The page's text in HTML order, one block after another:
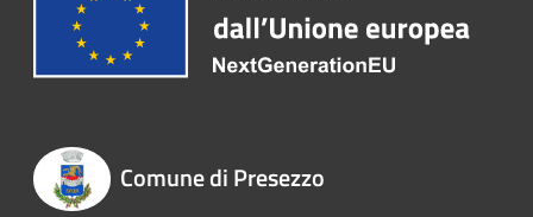
Comune di Presezzo